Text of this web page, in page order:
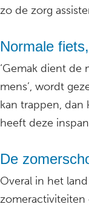
zo de zorg
Normale
‘Gemak dient de
mens’, wordt
kan trappen, dan
heeft deze
De
Overal in het
zomeractiviteiten